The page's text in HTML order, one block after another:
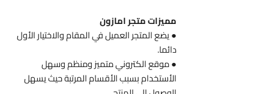
مميزات متجر امازون
● يضع المتجر العميل في المقام والاختيار الأول
دائما.
موقع الكتروني متميز ومنظم وسهل
الأستخدام بسبب الأقسام المرتبة حيث يسهل